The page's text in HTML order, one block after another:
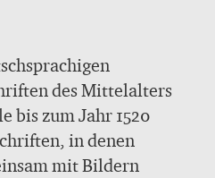
des Mittelalters
bis zum Jahr 1520
in denen
mit Bildern